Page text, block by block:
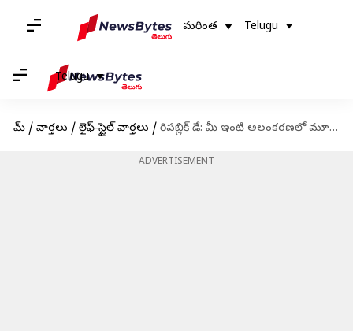
మరింత Telugu
Telugu
హోమ్ / వార్తలు / లైఫ్-స్టైల్ వార్తలు / రిపబ్లిక్ డే: మీ ఇంటి అలంకరణలో మూడు రంగులను ఇలా ఉపయోగించండి
ADVERTISEMENT